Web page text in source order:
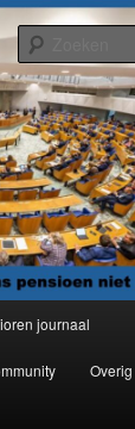
journaal
Overig